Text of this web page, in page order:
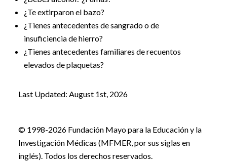
¿Te extirparon el bazo?
¿Tienes antecedentes de sangrado o de
insuficiencia de hierro?
¿Tienes antecedentes familiares de recuentos
elevados de plaquetas?
Last Updated: August 1st, 2026
© 1998-2026 Fundación Mayo para la Educación y la
Investigación Médicas (MFMER, por sus siglas en
inglés). Todos los derechos reservados.